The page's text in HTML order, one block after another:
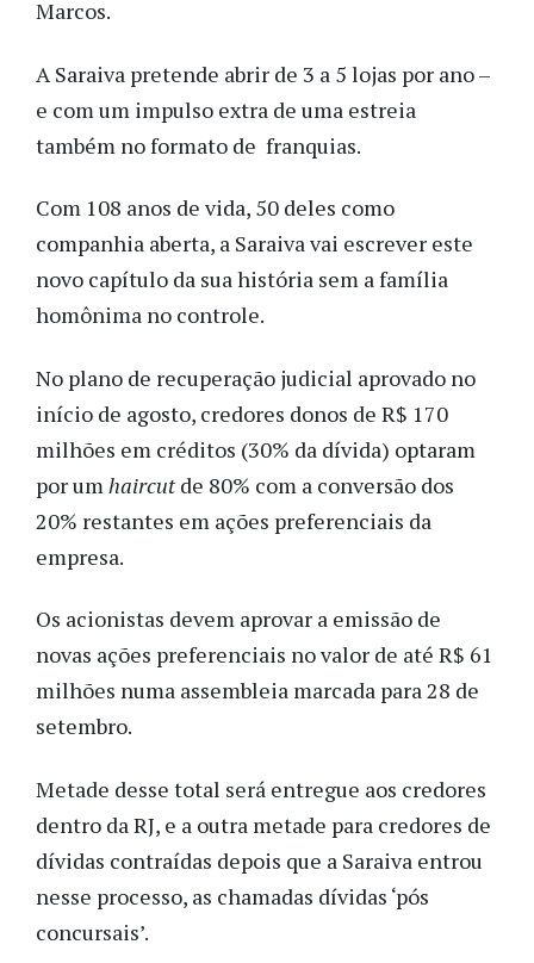
Marcos.
A Saraiva pretende abrir de 3 a 5 lojas por ano –
e com um impulso extra de uma estreia
também no formato de franquias.
Com 108 anos de vida, 50 deles como
companhia aberta, a Saraiva vai escrever este
novo capítulo da sua história sem a família
homônima no controle.
No plano de recuperação judicial aprovado no
início de agosto, credores donos de R$ 170
milhões em créditos (30% da dívida) optaram
por umhaircutde 80% com a conversão dos
20% restantes em ações preferenciais da
empresa.
Os acionistas devem aprovar a emissão de
novas ações preferenciais no valor de até R$ 61
milhões numa assembleia marcada para 28 de
setembro.
Metade desse total será entregue aos credores
dentro da RJ, e a outra metade para credores de
dívidas contraídas depois que a Saraiva entrou
nesse processo, as chamadas dívidas ‘pós
concursais’.